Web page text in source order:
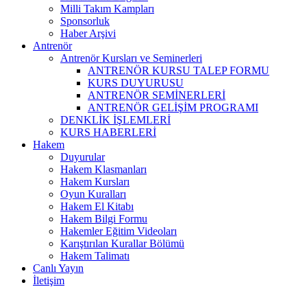
Milli Takım Kampları
Sponsorluk
Haber Arşivi
Antrenör
Antrenör Kursları ve Seminerleri
ANTRENÖR KURSU TALEP FORMU
KURS DUYURUSU
ANTRENÖR SEMİNERLERİ
ANTRENÖR GELİŞİM PROGRAMI
DENKLİK İŞLEMLERİ
KURS HABERLERİ
Hakem
Duyurular
Hakem Klasmanları
Hakem Kursları
Oyun Kuralları
Hakem El Kitabı
Hakem Bilgi Formu
Hakemler Eğitim Videoları
Karıştırılan Kurallar Bölümü
Hakem Talimatı
Canlı Yayın
İletişim